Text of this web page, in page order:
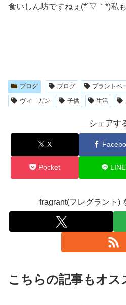
食いしん坊ですねぇ(*´▽｀*)私
ブログ ブログ プラントベ
ヴィ―ガン
子供 生活
シェアす
X
Pocket LINE
fragrant(フレグラント)
こちらの記事もオ